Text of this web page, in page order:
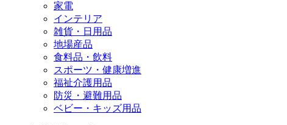
家電
インテリア
雑貨・日用品
地場産品
食料品・飲料
スポーツ・健康増進
福祉介護用品
防災・避難用品
ベビー・キッズ用品